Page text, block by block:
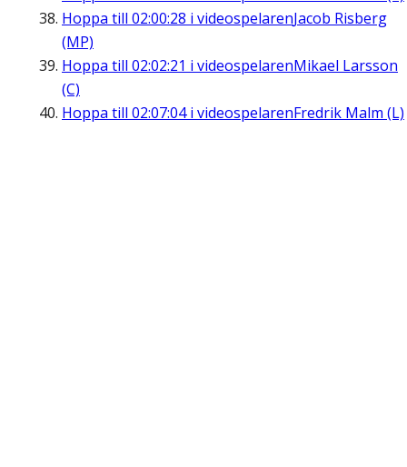
Hoppa till 02:00:28 i videospelarenJacob Risberg
(MP)
Hoppa till 02:02:21 i videospelarenMikael Larsson
(C)
Hoppa till 02:07:04i videospelarenFredrik Malm (L)